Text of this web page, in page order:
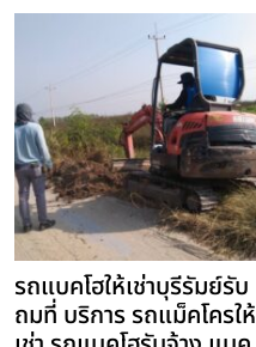
รถแบคโฮให้เช่าบุรีรัมย์รับ
ถมที่ บริการ รถแม็คโครให้